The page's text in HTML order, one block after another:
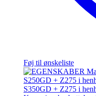
Føj til ønskeliste